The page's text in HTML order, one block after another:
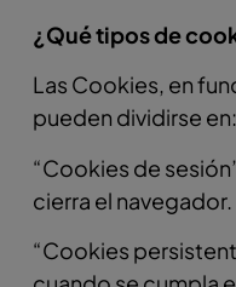
¿Qué tipos de
Las Cookies, en
pueden dividirse en:
“Cookies de
cierra el navegador.
“Cookies